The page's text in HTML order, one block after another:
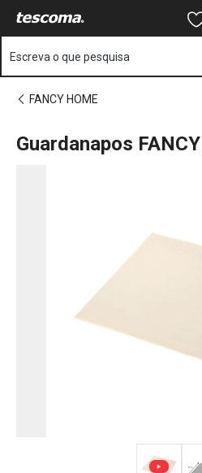
Está na página Guardanapos
Saltar para o
Saltar para a
Saltar para a
Escreva o que pesquisa
FANCY HOME
Guardanapos